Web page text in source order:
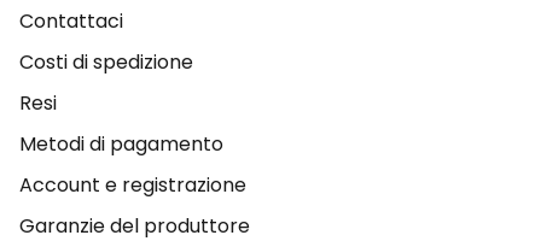
Contattaci
Costi di spedizione
Resi
Metodi di pagamento
Account e registrazione
Garanzie del produttore